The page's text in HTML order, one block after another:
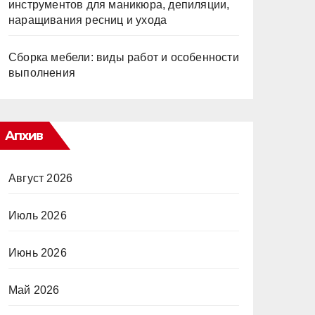
инструментов для маникюра, депиляции,
наращивания ресниц и ухода
Сборка мебели: виды работ и особенности
выполнения
Апхив
Август 2026
Июль 2026
Июнь 2026
Май 2026